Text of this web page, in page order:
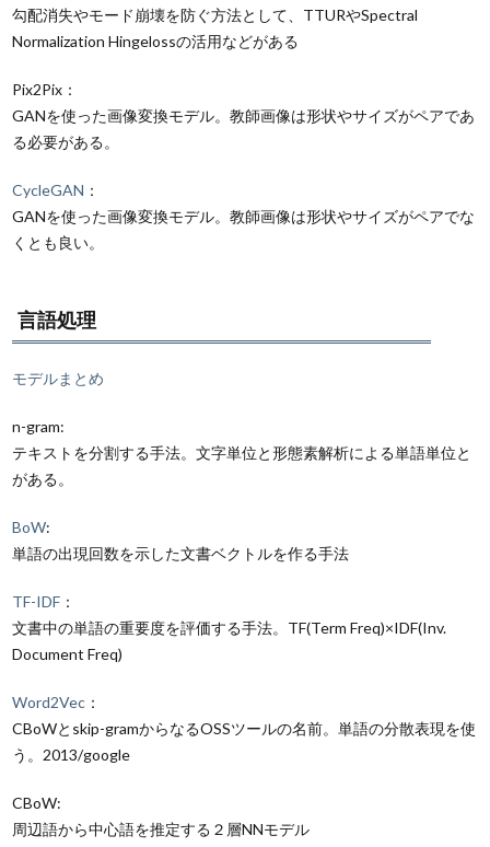
勾配消失やモード崩壊を防ぐ方法として、 TTURやSpectral
Normalization Hingelossの活用などがある
Pix2Pix：
GANを使った画像変換モデル。教師画像は形状やサイズがペアであ
る必要がある。
CycleGAN ：
GANを使った画像変換モデル。教師画像は形状やサイズがペアでな
くとも良い。
言語処理
モデルまとめ
n-gram:
テキストを分割する手法。文字単位と形態素解析による単語単位と
がある。
BoW:
単語の出現回数を示した文書ベクトルを作る手法
TF-IDF ：
文書中の単語の重要度を評価する手法。TF(Term Freq)×IDF(Inv.
Document Freq)
Word2Vec ：
CBoWとskip-gramからなるOSSツールの名前。単語の分散表現を使
う。2013/google
CBoW:
周辺語から中心語を推定する２層NNモデル